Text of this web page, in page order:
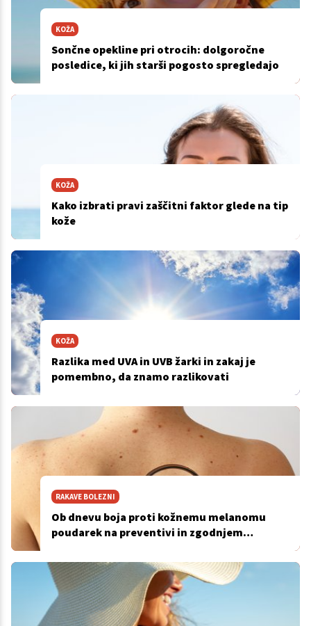
KOŽA
Sončne opekline pri otrocih: dolgoročne
posledice, ki jih starši pogosto spregledajo
KOŽA
Kako izbrati pravi zaščitni faktor glede na tip
kože
KOŽA
Razlika med UVA in UVB žarki in zakaj je
pomembno, da znamo razlikovati
RAKAVE BOLEZNI
Ob dnevu boja proti kožnemu melanomu
poudarek na preventivi in zgodnjem